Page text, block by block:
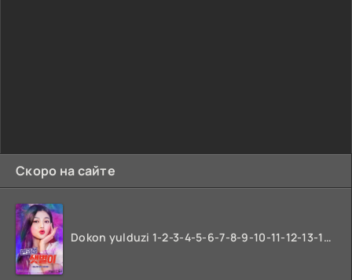
Скоро на сайте
Dokon yulduzi 1-2-3-4-5-6-7-8-9-10-11-12-13-14-15-16-17 Qism Uzbek tilida koreya seryali barcha qismlari o'zbek tilida